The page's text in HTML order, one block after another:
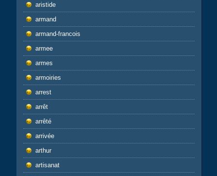
aristide
armand
armand-francois
armee
armes
armoiries
arrest
arrêt
arrêté
arrivée
arthur
artisanat